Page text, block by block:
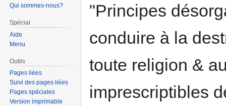
navigation
recherche
"Principes
conduire à la
toute religion &
imprescriptibles
Qui sommes-nous?
Spécial
Aide
Menu
Outils
Pages liées
Suivi des pages liées
Pages spéciales
Version imprimable